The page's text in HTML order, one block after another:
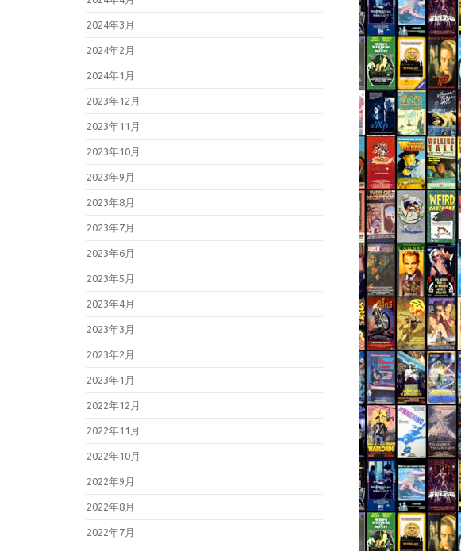
2024年3月
2024年2月
2024年1月
2023年12月
2023年11月
2023年10月
2023年9月
2023年8月
2023年7月
2023年6月
2023年5月
2023年4月
2023年3月
2023年2月
2023年1月
2022年12月
2022年11月
2022年10月
2022年9月
2022年8月
2022年7月